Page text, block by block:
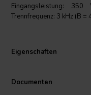
Eingangsleistung:
Trennfrequenz: 3 kHz (B =
Eigenschaften
Documenten